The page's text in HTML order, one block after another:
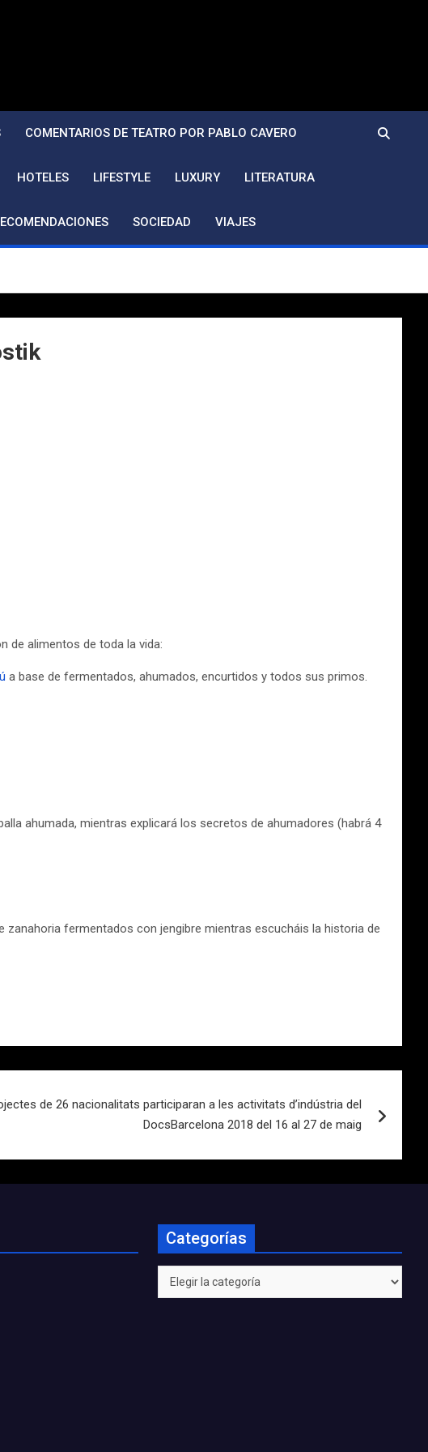
COMENTARIOS DE TEATRO POR PABLO CAVERO
HOTELES LIFESTYLE LUXURY LITERATURA
SOCIEDAD VIAJES
de alimentos de toda la vida:
a base de fermentados, ahumados, encurtidos y todos sus primos.
ahumada, mientras explicará los secretos de ahumadores (habrá 4
fermentados con jengibre mientras escucháis la historia de
de 26 nacionalitats participaran a les activitats d’indústria del
DocsBarcelona 2018 del 16 al 27 de maig
Categorías
Categorías